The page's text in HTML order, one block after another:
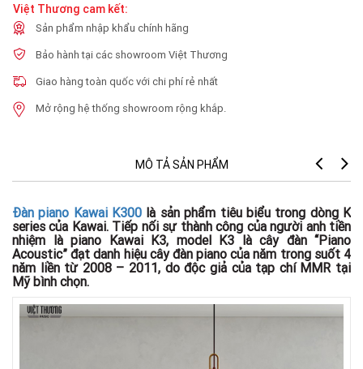
Việt Thương cam kết:
Sản phẩm nhập khẩu chính hãng
Bảo hành tại các showroom Việt Thương
Giao hàng toàn quốc với chi phí rẻ nhất
Mở rộng hệ thống showroom rộng khắp.
MÔ TẢ SẢN PHẨM
Đàn piano Kawai K300 là sản phẩm tiêu biểu trong dòng K
series của Kawai. Tiếp nối sự thành công của người anh tiền
nhiệm là piano Kawai K3, model K3 là cây đàn “Piano
Acoustic” đạt danh hiệu cây đàn piano của năm trong suốt 4
năm liền từ 2008 – 2011, do độc giả của tạp chí MMR tại
Mỹ bình chọn.